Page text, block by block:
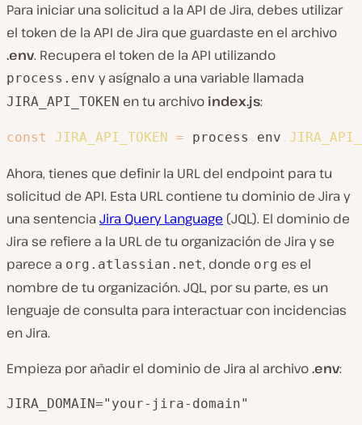
Para iniciar una solicitud a la API de Jira, debes utilizar
el token de la API de Jira que guardaste en el archivo
.env. Recupera el token de la API utilizando
process.env y asígnalo a una variable llamada
JIRA_API_TOKEN en tu archivo index.js:
const JIRA_API_TOKEN = process env
Ahora, tienes que definir la URL del endpoint para tu
solicitud de API. Esta URL contiene tu dominio de Jira y
una sentencia Jira Query Language (JQL). El dominio de
Jira se refiere a la URL de tu organización de Jira y se
parece a org.atlassian.net, donde org es el
nombre de tu organización. JQL, por su parte, es un
lenguaje de consulta para interactuar con incidencias
en Jira.
Empieza por añadir el dominio de Jira al archivo.env:
JIRA_DOMAIN="your-jira-domain"